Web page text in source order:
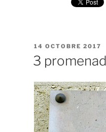
PUBLIÉ
LE
14 OCTOBRE 2017
3